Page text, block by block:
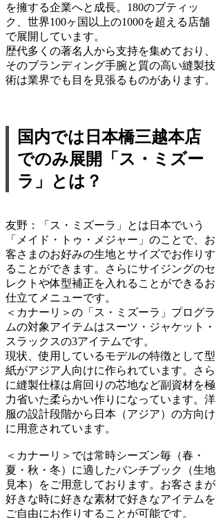
を擁する企業へと成長。180のブティッ
ク、世界100ヶ国以上の1000を超える店舗
で展開しています。
歴代多くの著名人から支持を集めており、
そのブランディング手腕と質の高い縫製技
術は業界でも目を見張るものがあります。
国内では日本橋三越本店
でのみ展開「ス・ミズー
ラ」とは？
友野：「 ス・ミズーラ」とは日本でいう
「メイド・トゥ・メジャー」のことで、お
客さまのお好みの生地とサイズでお作りす
ることができます。さらにサイジングのセ
レクトや体型補正を入れることができるお
仕立てメニューです。
＜カナーリ＞の「ス・ミズーラ」プログラ
ムの対象アイテムはスーツ・ジャケット・
スラックスの3アイテムです。
現状、使用しているモデルの特徴として型
紙がアジア人向けに作られています。さら
に縫製仕様は肩回りの芯地など副資材を極
力省いた柔らかい作りになっています。洋
服の設計段階から日本（アジア）の方向け
に用意されています。
＜カナーリ＞では常時シーズン毎（春・
夏・秋・冬）に適したバンチブック（生地
見本）をご用意しております。お客さまが
好きな時に好きな素材で好きなアイテムを
ご自由にお作りすることが可能です。